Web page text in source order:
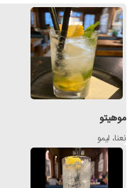
موهیتو
نعنا، لیمو